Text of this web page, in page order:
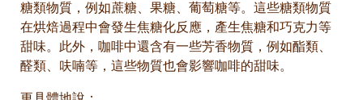
糖類物質，例如蔗糖、果糖、葡萄糖等。這些糖類物質
在烘焙過程中會發生焦糖化反應，產生焦糖和巧克力等
甜味。此外，咖啡中還含有一些芳香物質，例如酯類、
醛類、呋喃等，這些物質也會影響咖啡的甜味。